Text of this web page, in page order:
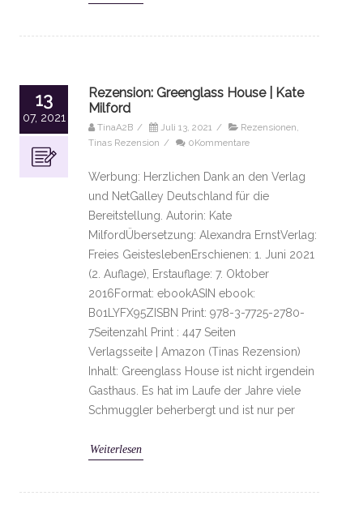
13
07, 2021
Rezension: Greenglass House | Kate
Milford
TinaA2B / Juli 13, 2021 / Rezensionen,
Tinas Rezension / 0Kommentare
Werbung: Herzlichen Dank an den Verlag
und NetGalley Deutschland für die
Bereitstellung. Autorin: Kate
MilfordÜbersetzung: Alexandra ErnstVerlag:
Freies GeisteslebenErschienen: 1. Juni 2021
(2. Auflage), Erstauflage: 7. Oktober
2016Format: ebookASIN ebook:
B01LYFX95ZISBN Print: 978-3-7725-2780-
7Seitenzahl Print : 447 Seiten
Verlagsseite | Amazon (Tinas Rezension)
Inhalt: Greenglass House ist nicht irgendein
Gasthaus. Es hat im Laufe der Jahre viele
Schmuggler beherbergt und ist nur per
Weiterlesen